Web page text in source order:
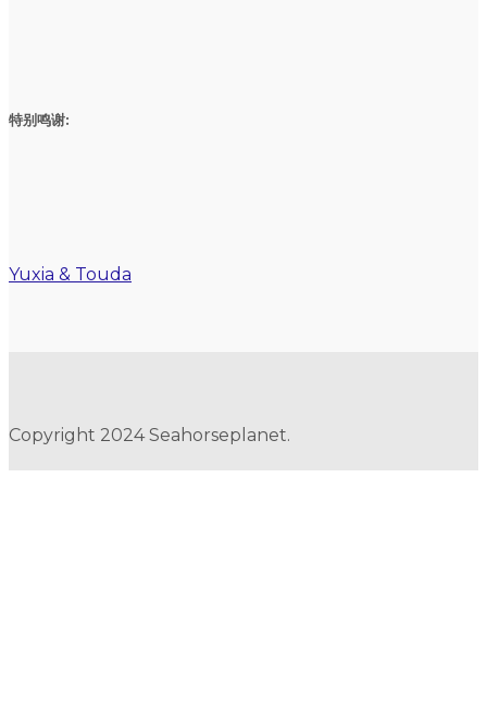
特别鸣谢:
Yuxia & Touda
Copyright 2024 Seahorseplanet.